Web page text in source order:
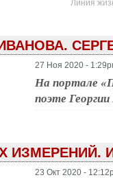
Линия
27 Ноя 2020 -
На портале
поэте
23 Окт 2020 -